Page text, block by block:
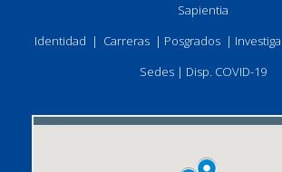
Sapientia
Identidad | Carreras | Posgrados |
Sedes | Disp. COVID-19